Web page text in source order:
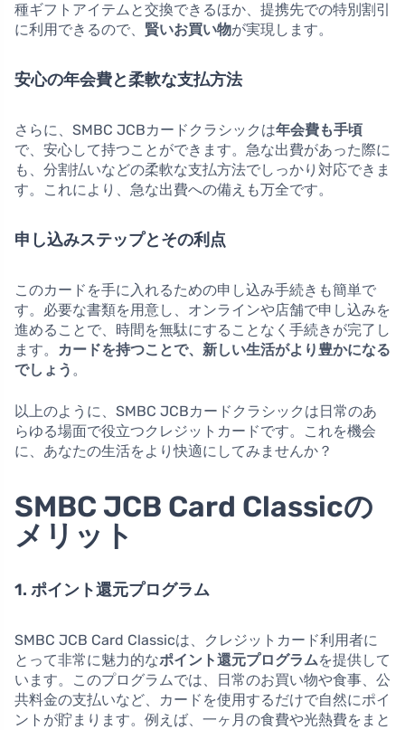
種ギフトアイテムと交換できるほか、提携先での特別割引
に利用できるので、 賢いお買い物が実現します。
安心の年会費と柔軟な支払方法
さらに、SMBC JCBカードクラシックは年会費も手頃
で、安心して持つことができます。急な出費があった際に
も、分割払いなどの柔軟な支払方法でしっかり対応できま
す。これにより、急な出費への備えも万全です。
申し込みステップとその利点
このカードを手に入れるための申し込み手続きも簡単で
す。必要な書類を用意し、オンラインや店舗で申し込みを
進めることで、時間を無駄にすることなく手続きが完了し
ます。 カードを持つことで、新しい生活がより豊かになる
でしょう 。
以上のように、SMBC JCBカードクラシックは日常のあ
らゆる場面で役立つクレジットカードです。これを機会
に、あなたの生活をより快適にしてみませんか？
SMBC JCB Card Classicの
メリット
1. ポイント還元プログラム
SMBC JCB Card Classicは、クレジットカード利用者に
とって非常に魅力的なポイント還元プログラムを提供して
います。このプログラムでは、日常のお買い物や食事、公
共料金の支払いなど、カードを使用するだけで自然にポイ
ントが貯まります。例えば、一ヶ月の食費や光熱費をまと